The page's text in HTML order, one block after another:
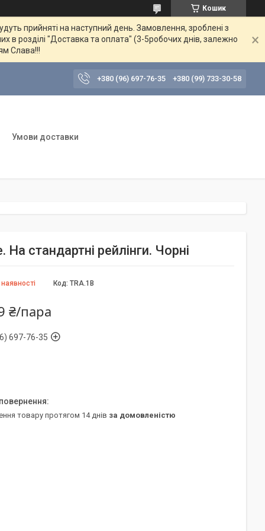
Кошик
прийняті на наступний день. Замовлення, зроблені з
в розділі "Доставка та оплата" (3-5робочих днів, залежно
Слава!!!
+380 (96) 697-76-35 +380 (99) 733-30-58
Умови доставки
стандартні рейлінги. Чорні
Код: TRA.1B
₴/пара
697-76-35
товару протягом 14 днів за домовленістю